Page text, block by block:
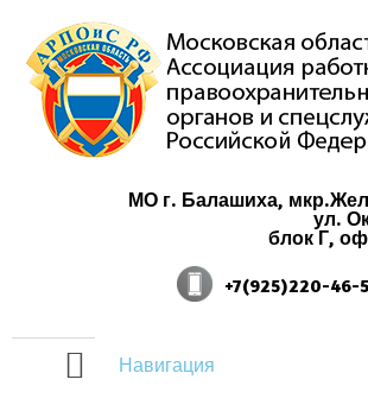
МО г. Балашиха,
ул.
блок Г,
+7(925)220-46-
Навигация